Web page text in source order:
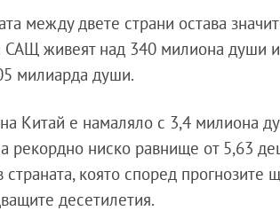
между двете страни остава
САЩ живеят над 340 милиона души
милиарда души.
Китай е намаляло с 3,4 милиона
рекордно ниско равнище от 5,63
която според прогнозите
десетилетия.